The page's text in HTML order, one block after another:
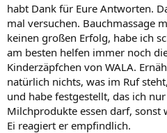
habt Dank für Eure Antworten.
mal versuchen. Bauchmassage
keinen großen Erfolg, habe ich
am besten helfen immer noch
Kinderzäpfchen von WALA.
natürlich nichts, was im Ruf
und habe festgestellt, das ich
Milchprodukte essen darf, sonst
Ei reagiert er empfindlich.